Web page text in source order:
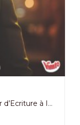
Rencontre avec Singuila en Atelier d’Ecriture à Institut Français de Douala le 17 Février 2021